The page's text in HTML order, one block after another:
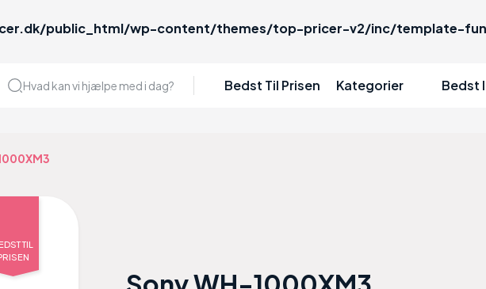
public_html/wp-content/themes/top-pricer-v2/inc/template-
Hvad kan vi hjælpe med i dag? Bedst Til Prisen Kategorier Bedst
TIL